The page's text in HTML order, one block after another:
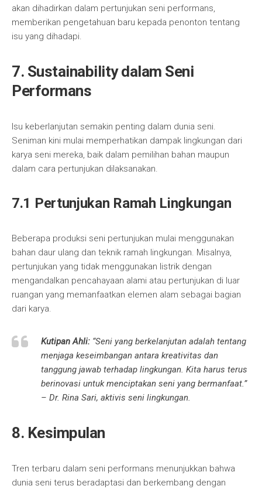
akan dihadirkan dalam pertunjukan seni performans,
memberikan pengetahuan baru kepada penonton tentang
isu yang dihadapi.
7. Sustainability dalam Seni
Performans
Isu keberlanjutan semakin penting dalam dunia seni.
Seniman kini mulai memperhatikan dampak lingkungan dari
karya seni mereka, baik dalam pemilihan bahan maupun
dalam cara pertunjukan dilaksanakan.
7.1 Pertunjukan Ramah Lingkungan
Beberapa produksi seni pertunjukan mulai menggunakan
bahan daur ulang dan teknik ramah lingkungan. Misalnya,
pertunjukan yang tidak menggunakan listrik dengan
mengandalkan pencahayaan alami atau pertunjukan di luar
ruangan yang memanfaatkan elemen alam sebagai bagian
dari karya.
Kutipan Ahli: “Seni yang berkelanjutan adalah tentang
menjaga keseimbangan antara kreativitas dan
tanggung jawab terhadap lingkungan. Kita harus terus
berinovasi untuk menciptakan seni yang bermanfaat.”
– Dr. Rina Sari, aktivis seni lingkungan.
8. Kesimpulan
Tren terbaru dalam seni performans menunjukkan bahwa
dunia seni terus beradaptasi dan berkembang dengan